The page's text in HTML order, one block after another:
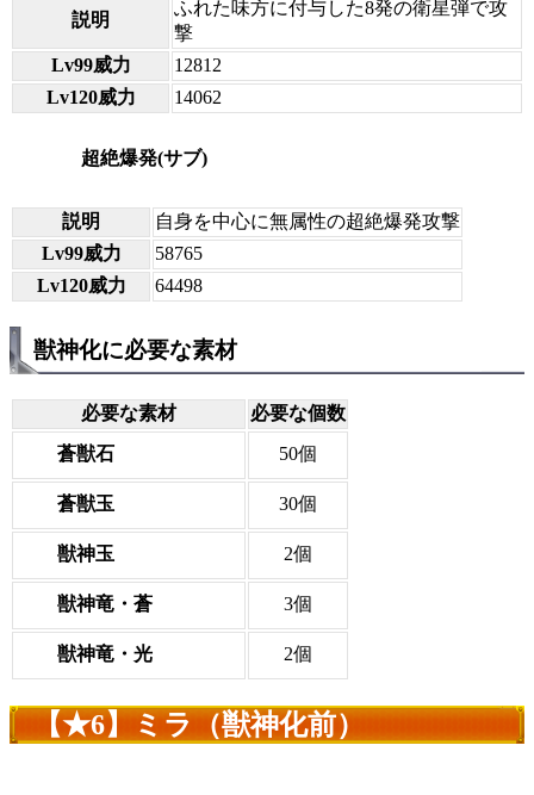
説明
ふれた味方に付与した8発の衛星弾で攻
撃
Lv99威力
12812
Lv120威力
14062
超絶爆発(サブ)
説明
自身を中心に無属性の超絶爆発攻撃
Lv99威力
58765
Lv120威力
64498
獣神化に必要な素材
必要な素材
必要な個数
蒼獣石
50個
蒼獣玉 30個
獣神玉 2個
獣神竜・蒼 3個
獣神竜・光 2個
【★6】ミラ（獣神化前）